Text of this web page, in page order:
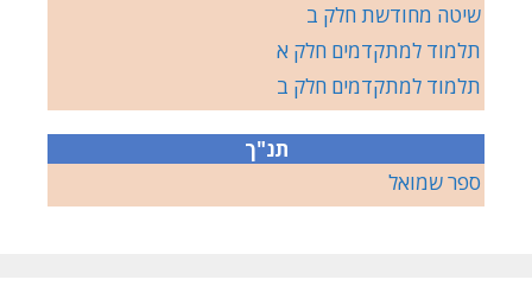
שיטה מחודשת חלק ב
תלמוד למתקדמים חלק א
תלמוד למתקדמים חלק ב
תנ"ך
ספר שמואל